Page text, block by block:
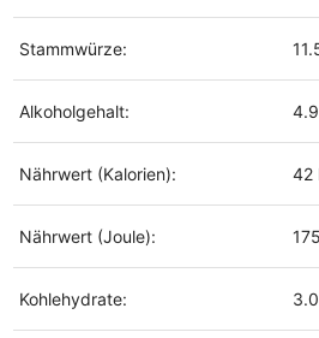
Stammwürze:
Alkoholgehalt:
Nährwert (Kalorien): 42
Nährwert (Joule):
Kohlehydrate: